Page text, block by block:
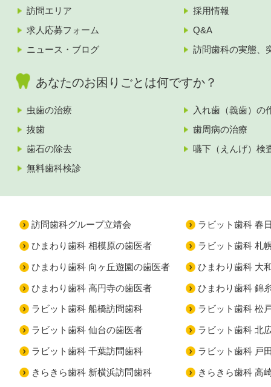
訪問エリア
採用情報
求人応募フォーム
Q&A
ニュース・ブログ
訪問歯科の実態、
あなたのお困りごとは何ですか？
虫歯の治療
入れ歯（義歯）の
抜歯
歯周病の治療
歯石の除去
嚥下（えんげ）検
無料歯科検診
訪問歯科グループ立靖会 ラビット歯科 春
ひまわり歯科 相模原の歯医者 ラビット歯科 札
ひまわり歯科 向ヶ丘遊園の歯医者 ひまわり歯科 大
ひまわり歯科 高円寺の歯医者 ひまわり歯科 錦
ラビット歯科 船橋訪問歯科 ラビット歯科 松
ラビット歯科 仙台の歯医者 ラビット歯科 北
ラビット歯科 千葉訪問歯科 ラビット歯科 戸
きらきら歯科 新横浜訪問歯科 きらきら歯科 高